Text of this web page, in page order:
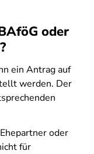
oder
ein Antrag auf
werden. Der
oder
für